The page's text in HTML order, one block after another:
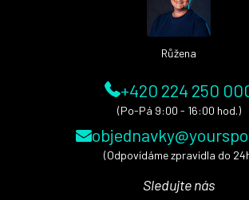
Růžena
+420 224 250
(Po-Pá 9:00 - 16:00 hod.)
(Odpovídáme zpravidla do
Sledujte nás